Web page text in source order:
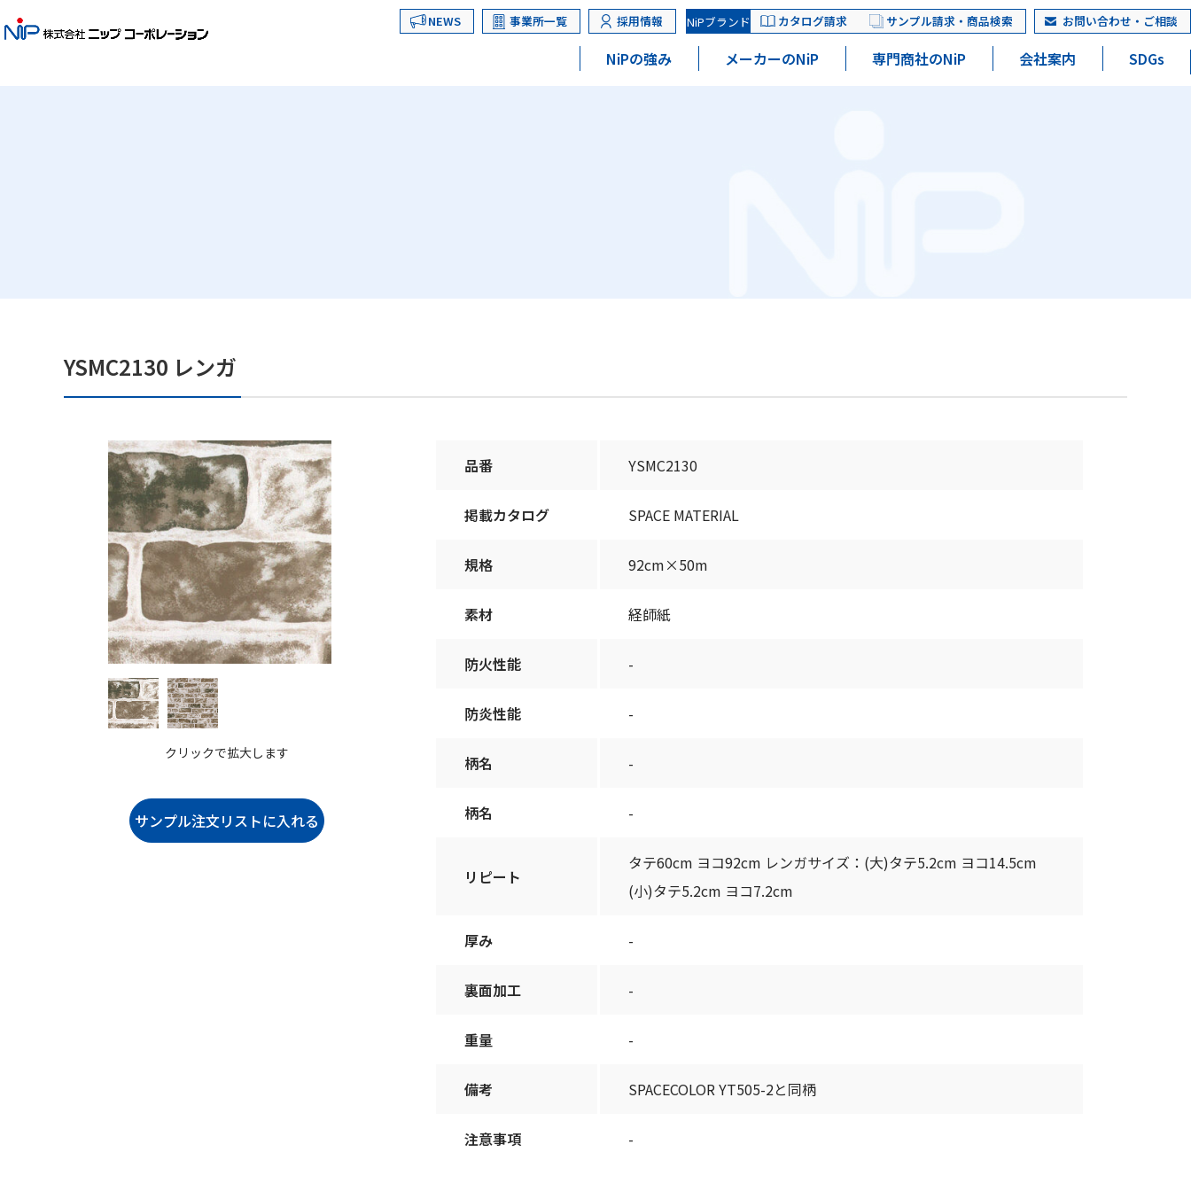
NEWS 事業所一覧 採用情報 NiPブランド カタログ請求 サンプル請求・商品検索 お問い合わせ・ご相談
NiPの強み メーカーのNiP 専門商社のNiP 会社案内 SDGs
YSMC2130 レンガ
クリックで拡大します
品番 YSMC2130
掲載カタログ SPACE MATERIAL
規格 92cm×50m
素材 経師紙
防火性能 -
防炎性能 -
柄名 -
柄名 -
リピート
タテ60cm ヨコ92cm レンガサイズ：(大)タテ5.2cm ヨコ14.5cm
(小)タテ5.2cm ヨコ7.2cm
厚み -
裏面加工 -
重量 -
備考 SPACECOLOR YT505-2と同柄
注意事項 -